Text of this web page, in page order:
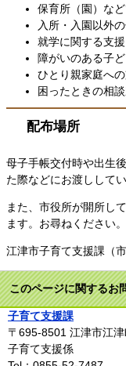
保育所（園）な
入所・入園以外
就学に関する支援
障がいのある子
ひとり親家庭へ
困ったときの相
配布場所
母子手帳交付時や出生
た際などにお渡ししてい
また、市役所が開所し
ます。お尋ねください。
江津市子育て支援課（
このページに関するお
子育て支援課
〒695-8501 江津市江
子育て支援係